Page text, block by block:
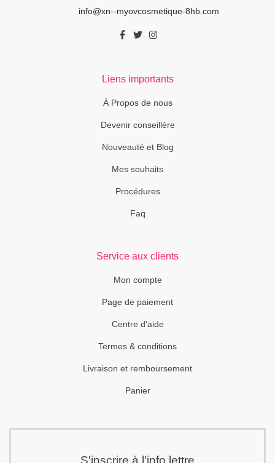
info@xn--myovcosmetique-8hb.com
Liens importants
À Propos de nous
Devenir conseillère
Nouveauté et Blog
Mes souhaits
Procédures
Faq
Service aux clients
Mon compte
Page de paiement
Centre d'aide
Termes & conditions
Livraison et remboursement
Panier
S'inscrire à l'info lettre